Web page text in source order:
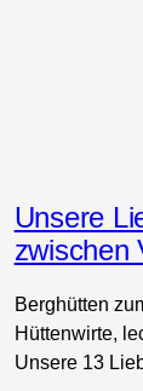
Unsere
zwischen
Berghütten
Hüttenwirte,
Unsere 13